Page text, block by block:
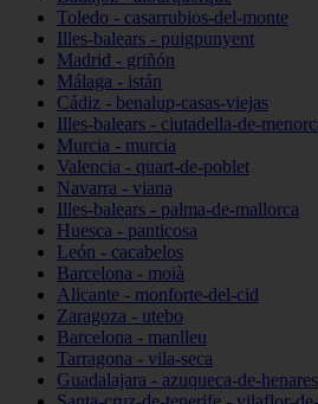
Toledo - casarrubios-del-monte
Illes-balears - puigpunyent
Madrid - griñón
Málaga - istán
Cádiz - benalup-casas-viejas
Illes-balears - ciutadella-de-
Murcia - murcia
Valencia - quart-de-poblet
Navarra - viana
Illes-balears - palma-de-mallorca
Huesca - panticosa
León - cacabelos
Barcelona - moià
Alicante - monforte-del-cid
Zaragoza - utebo
Barcelona - manlleu
Tarragona - vila-seca
Guadalajara - azuqueca-de-henares